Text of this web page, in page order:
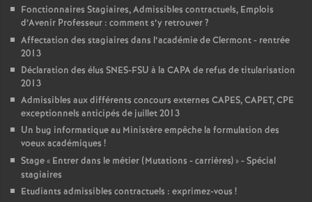
Fonctionnaires Stagiaires, Admissibles contractuels, Emplois
d’Avenir Professeur : comment s’y retrouver?
Affectation des stagiaires dans l’académie de Clermont - rentrée
2013
Déclaration des élus SNES-FSU à la CAPA de refus de titularisation
2013
Admissibles aux différents concours externes CAPES, CAPET, CPE
exceptionnels anticipés de juillet 2013
Un bug informatique au Ministère empêche la formulation des
voeux académiques !
Stage « Entrer dans le métier (Mutations - carrières)» - Spécial
stagiaires
Etudiants admissibles contractuels : exprimez-vous !